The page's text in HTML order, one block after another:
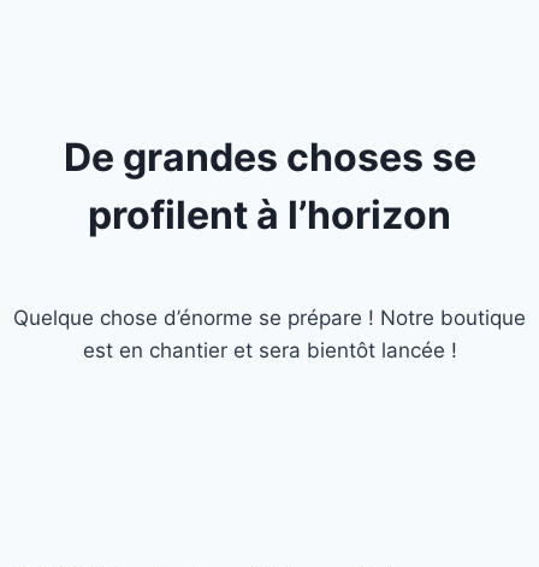
De grandes choses se
profilent à l’horizon
Quelque chose d’énorme se prépare ! Notre boutique
est en chantier et sera bientôt lancée !